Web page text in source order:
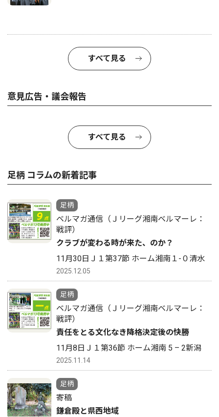
すべて見る
意見広告・議会報告
すべて見る
足柄 コラムの新着記事
足柄
ベルマガ通信（Ｊリーグ湘南ベルマーレ：
戦評）
クラブが変わる時が来た、のか？
11月30日Ｊ１第37節 ホーム湘南１-０清水
2025.12.05
足柄
ベルマガ通信（Ｊリーグ湘南ベルマーレ：
戦評）
責任をとる文化なき降格決定後の快勝
11月8日Ｊ１第36節 ホーム湘南 5 – 2新潟
2025.11.14
足柄
寄稿
鎌倉殿と県西地域